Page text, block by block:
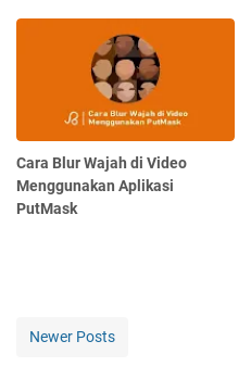
Cara Blur Wajah di Video
Menggunakan Aplikasi
PutMask
Newer Posts